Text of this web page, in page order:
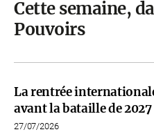
Cette semaine,
Pouvoirs
La rentrée
avant la bataille de 2027
27/07/2026